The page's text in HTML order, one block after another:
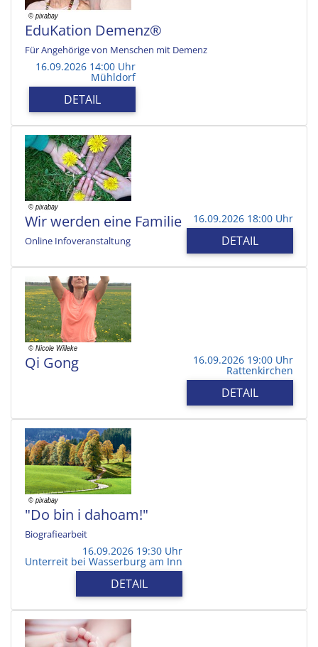
EduKation Demenz®
Für Angehörige von Menschen mit Demenz
16.09.2026 14:00 Uhr
Mühldorf
DETAIL
Wir werden eine Familie
Online Infoveranstaltung
16.09.2026 18:00 Uhr
DETAIL
Qi Gong 16.09.2026 19:00 Uhr
Rattenkirchen
DETAIL
"Do bin i dahoam!"
Biografiearbeit
16.09.2026 19:30 Uhr
Unterreit bei Wasserburg am Inn
DETAIL